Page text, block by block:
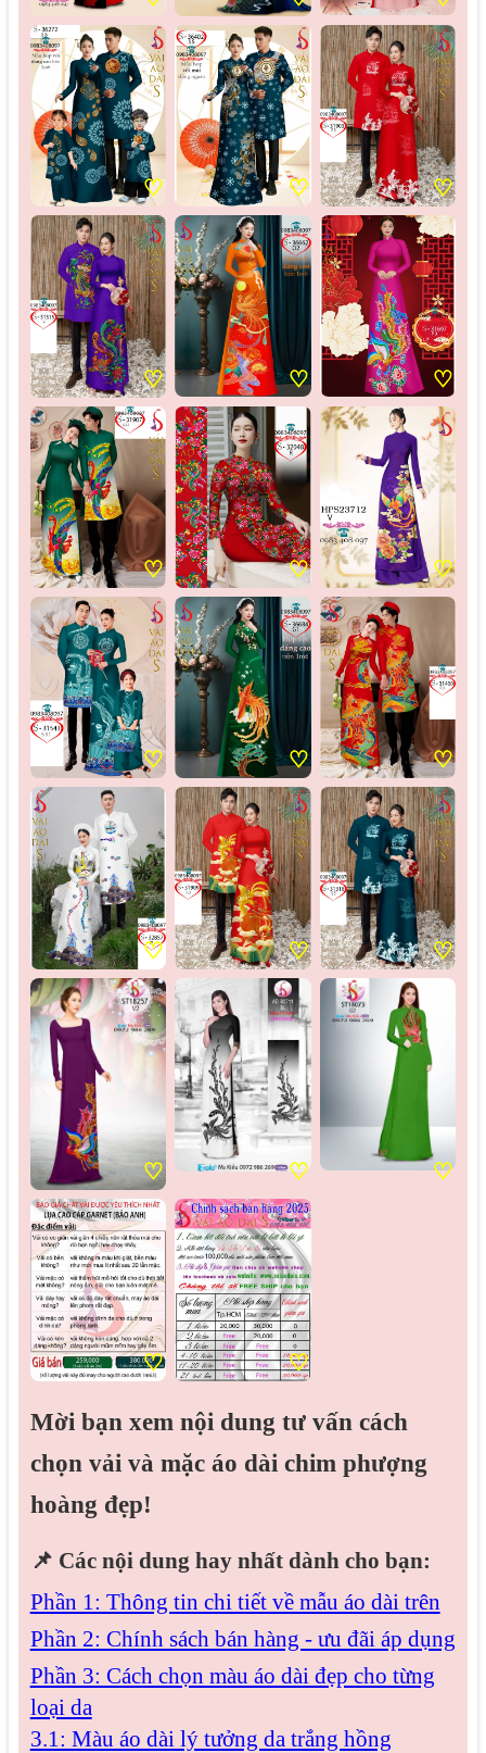
♡ ♡ ♡
♡ ♡ ♡
♡ ♡ ♡
♡ ♡ ♡
♡ ♡ ♡
♡ ♡ ♡
♡ ♡
Mời bạn xem nội dung tư vấn cách
chọn vải và mặc áo dài chim phượng
hoàng đẹp!
📌 Các nội dung hay nhất dành cho bạn:
Phần 1: Thông tin chi tiết về mẫu áo dài trên
Phần 2: Chính sách bán hàng - ưu đãi áp dụng
Phần 3: Cách chọn màu áo dài đẹp cho từng
loại da
3.1: Màu áo dài lý tưởng da trắng hồng